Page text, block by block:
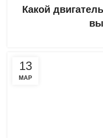
Какой
13
МАР